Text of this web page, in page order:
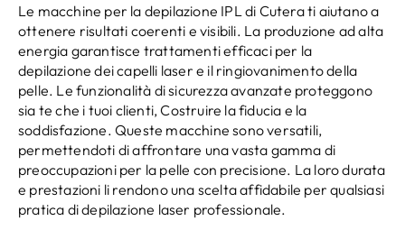
Le macchine per la depilazione IPL di Cutera ti aiutano a
ottenere risultati coerenti e visibili. La produzione ad alta
energia garantisce trattamenti efficaci per la
depilazione dei capelli laser e il ringiovanimento della
pelle. Le funzionalità di sicurezza avanzate proteggono
sia te che i tuoi clienti, Costruire la fiducia e la
soddisfazione. Queste macchine sono versatili,
permettendoti di affrontare una vasta gamma di
preoccupazioni per la pelle con precisione. La loro durata
e prestazioni li rendono una scelta affidabile per qualsiasi
pratica di depilazione laser professionale.